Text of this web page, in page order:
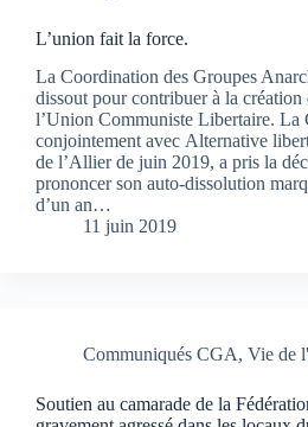
L’union fait la force.
La Coordination des Groupes
dissout pour contribuer à la création
l’Union Communiste Libertaire. La
conjointement avec Alternative
de l’Allier de juin 2019, a pris la
prononcer son auto-dissolution
d’un an…
11 juin 2019
Communiqués CGA, Vie de
Soutien au camarade de la